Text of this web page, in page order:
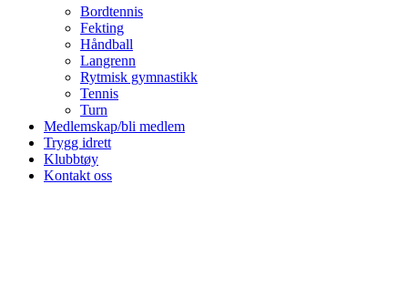
Bordtennis
Fekting
Håndball
Langrenn
Rytmisk gymnastikk
Tennis
Turn
Medlemskap/bli medlem
Trygg idrett
Klubbtøy
Kontakt oss